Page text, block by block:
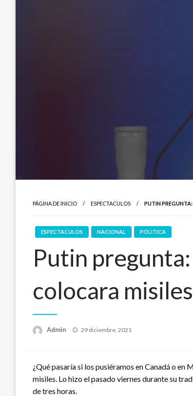
PÁGINA DE INICIO ESPECTACULOS PUTIN
ESPECTACULOS NACIONAL POLITICA
Putin
colocara
Admin
Publicado
29 diciembre, 2021
¿Qué pasaría si los pusiéramos en Canadá o
misiles. Lo hizo el pasado viernes durante su
de tres horas.